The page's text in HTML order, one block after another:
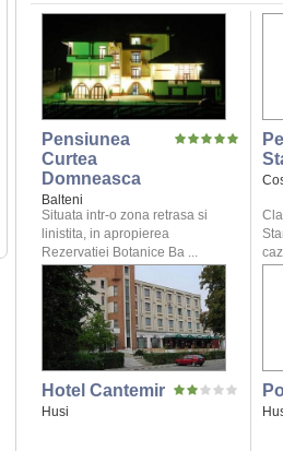
Pensiunea
Curtea
Domneasca
Balteni
Situata intr-o zona retrasa si
linistita, in apropierea
Rezervatiei Botanice Ba ...
Hotel Cantemir
Husi